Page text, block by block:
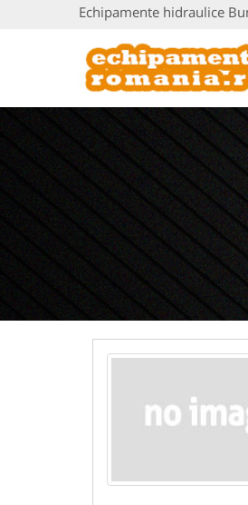
Echipamente hidraulice